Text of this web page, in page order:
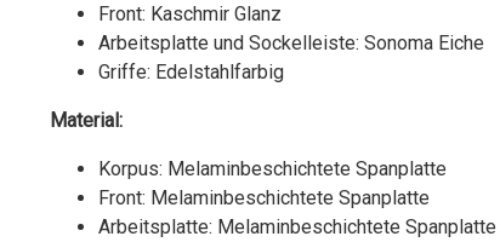
Front: Kaschmir Glanz
Arbeitsplatte und Sockelleiste: Sonoma Eiche
Griffe: Edelstahlfarbig
Material:
Korpus: Melaminbeschichtete Spanplatte
Front: Melaminbeschichtete Spanplatte
Arbeitsplatte: Melaminbeschichtete